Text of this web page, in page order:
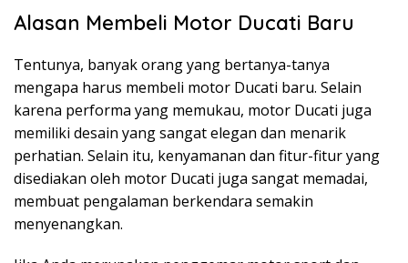
Alasan Membeli Motor Ducati Baru
Tentunya, banyak orang yang bertanya-tanya
mengapa harus membeli motor Ducati baru. Selain
karena performa yang memukau, motor Ducati juga
memiliki desain yang sangat elegan dan menarik
perhatian. Selain itu, kenyamanan dan fitur-fitur yang
disediakan oleh motor Ducati juga sangat memadai,
membuat pengalaman berkendara semakin
menyenangkan.